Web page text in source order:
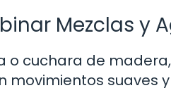
Mezclas y
o cuchara de
movimientos